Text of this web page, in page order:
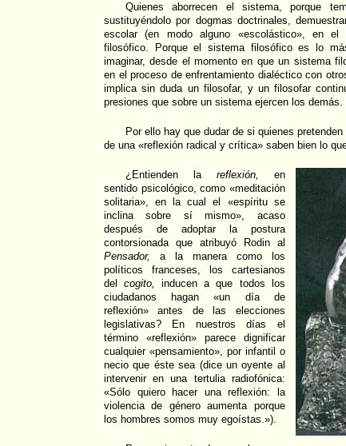
Quienes aborrecen el sistema, porque
sustituyéndolo por dogmas doctrinales,
escolar (en modo alguno «escolástico», en el
filosófico. Porque el sistema filosófico es lo
imaginar, desde el momento en que un sistema
en el proceso de enfrentamiento dialéctico con
implica sin duda un filosofar, y un filosofar
presiones que sobre un sistema ejercen los demás.
Por ello hay que dudar de si quienes
de una «reflexión radical y crítica» saben bien lo
¿Entienden la reflexión,
en
sentido psicológico, como «meditación
solitaria», en la cual el «espíritu se
inclina sobre sí mismo», acaso
después de adoptar la postura
contorsionada que atribuyó Rodin al
Pensador,
a la manera como los
políticos franceses, los cartesianos
delcogito,
inducen a que todos los
ciudadanos hagan «un día de
reflexión» antes de las elecciones
legislativas? En nuestros días el
término «reflexión» parece dignificar
cualquier «pensamiento», por infantil o
necio que éste sea (dice un oyente al
intervenir en una tertulia radiofónica:
«Sólo quiero hacer una reflexión: la
violencia de género aumenta porque
los hombres somos muy egoístas.»).